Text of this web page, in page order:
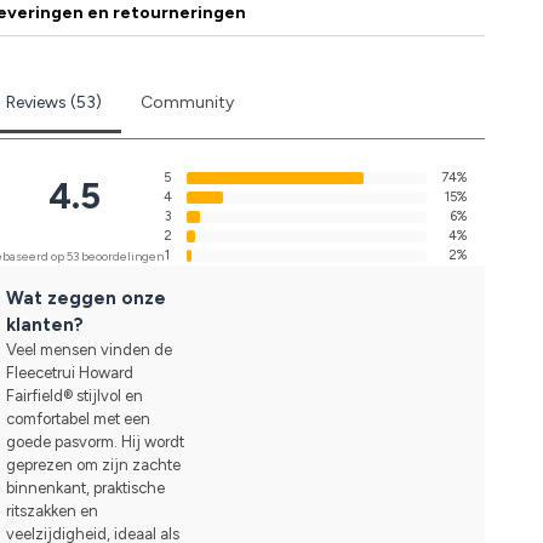
en retourneringen
Reviews (53) Community
4.5
op 53 beoordelingen
5
74%
4
15%
3
6%
2
4%
1
2%
Wat zeggen onze
klanten?
Veel mensen vinden de
Fleecetrui Howard
Fairfield® stijlvol en
comfortabel met een
goede pasvorm. Hij wordt
geprezen om zijn zachte
binnenkant, praktische
ritszakken en
veelzijdigheid, ideaal als